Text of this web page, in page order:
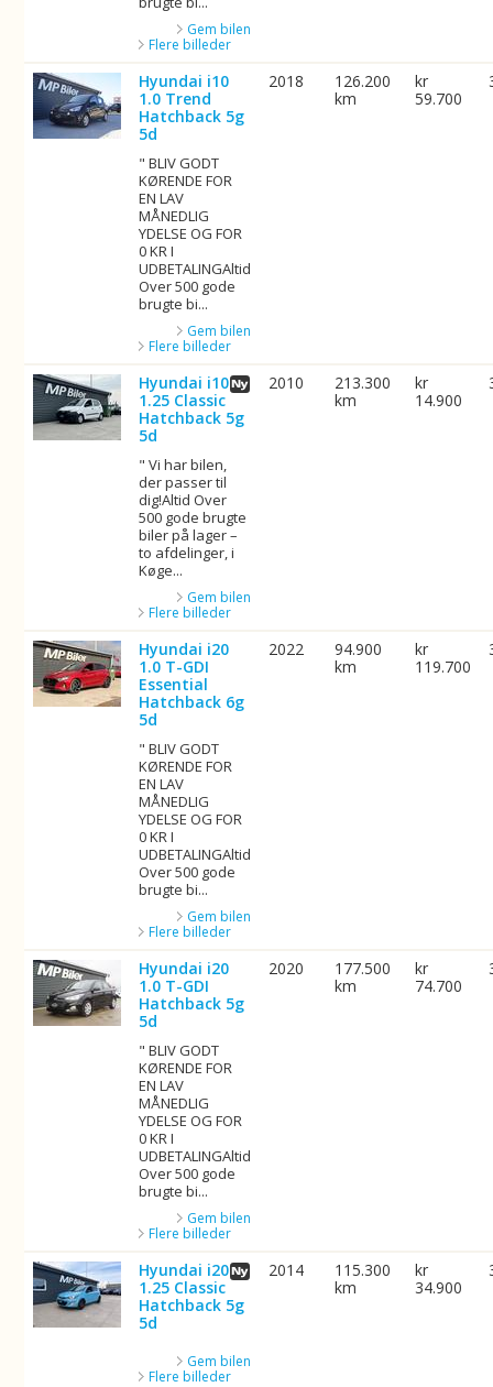
Gem bilen
Flere billeder
Hyundai i10
1.0 Trend
Hatchback 5g
5d
" BLIV GODT
KØRENDE FOR
EN LAV
MÅNEDLIG
YDELSE OG FOR
0 KR I
UDBETALINGAltid
Over 500 gode
brugte bi...
Gem bilen
Flere billeder
2018
126.200
km
kr
59.700
Hyundai i10
1.25 Classic
Hatchback 5g
5d
" Vi har bilen,
der passer til
dig!Altid Over
500 gode brugte
biler på lager –
to afdelinger, i
Køge...
Gem bilen
Flere billeder
2010
213.300
km
kr
14.900
Hyundai i20
1.0 T-GDI
Essential
Hatchback 6g
5d
" BLIV GODT
KØRENDE FOR
EN LAV
MÅNEDLIG
YDELSE OG FOR
0 KR I
UDBETALINGAltid
Over 500 gode
brugte bi...
Gem bilen
Flere billeder
2022
94.900
km
kr
119.700
Hyundai i20
1.0 T-GDI
Hatchback 5g
5d
" BLIV GODT
KØRENDE FOR
EN LAV
MÅNEDLIG
YDELSE OG FOR
0 KR I
UDBETALINGAltid
Over 500 gode
brugte bi...
Gem bilen
Flere billeder
2020
177.500
km
kr
74.700
Hyundai i20
1.25 Classic
Hatchback 5g
5d
Gem bilen
Flere billeder
2014
115.300
km
kr
34.900